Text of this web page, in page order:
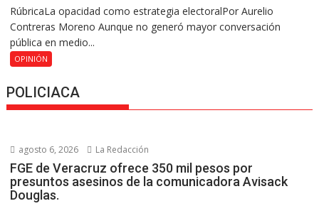
RúbricaLa opacidad como estrategia electoralPor Aurelio
Contreras Moreno Aunque no generó mayor conversación
pública en medio...
OPINIÓN
POLICIACA
agosto 6, 2026 La Redacción
FGE de Veracruz ofrece 350 mil pesos por
presuntos asesinos de la comunicadora Avisack
Douglas.